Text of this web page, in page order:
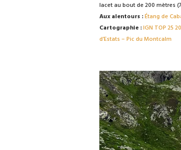
lacet au bout de 200 mètres
Aux alentours :Étang de
Cartographie :IGN TOP 25
d’Estats – Pic du Montcalm